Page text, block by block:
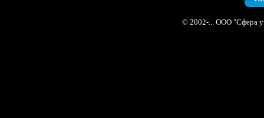
© 2002-... ООО "Сфера